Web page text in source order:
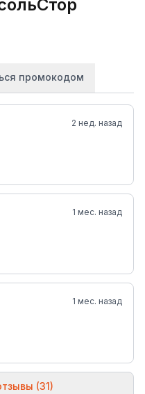
промокодом
2 нед. назад
1 мес. назад
1 мес. назад
(31)